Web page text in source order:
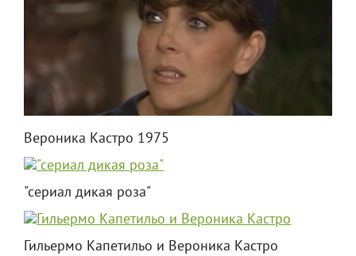
Вероника Кастро 1975
"сериал дикая роза"
Гильермо Капетильо и Вероника Кастро